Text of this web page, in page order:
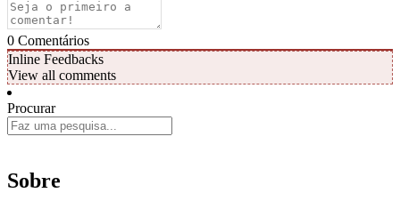
0 Comentários
Inline Feedbacks
View all comments
Procurar
Sobre